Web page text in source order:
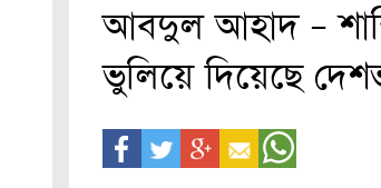
আবদুল আহাদ –
ভুলিয়ে দিয়েছে